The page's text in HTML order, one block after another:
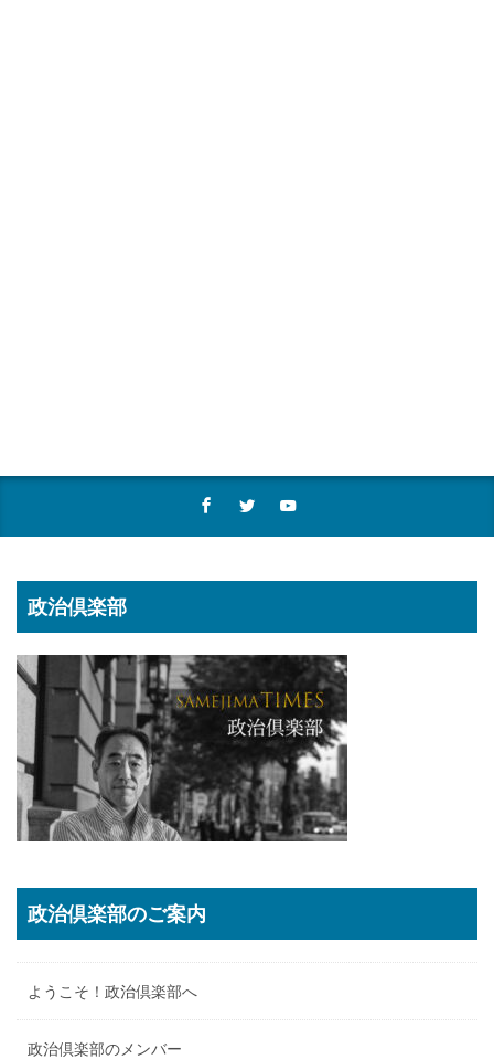
政治倶楽部
政治倶楽部のご案内
ようこそ！政治倶楽部へ
政治倶楽部のメンバー